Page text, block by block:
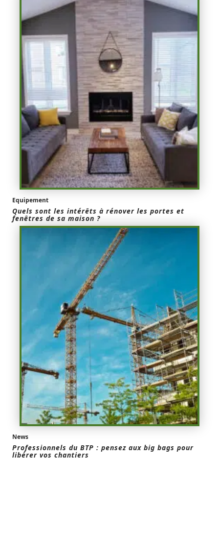
Equipement
Quels sont les intérêts à rénover les portes et
fenêtres de sa maison ?
News
Professionnels du BTP : pensez aux big bags pour
libérer vos chantiers